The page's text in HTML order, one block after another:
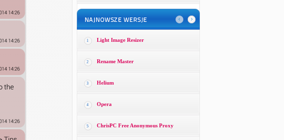
1 Light Image Resizer
2 Rename Master
3 Helium
4 Opera
5 ChrisPC Free Anonymous Proxy